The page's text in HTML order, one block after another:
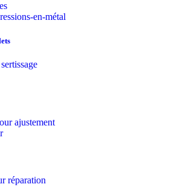
ajustement
réparation